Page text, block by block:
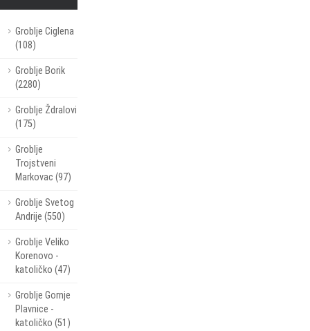
Groblje Ciglena
(108)
Groblje Borik
(2280)
Groblje Ždralovi
(175)
Groblje
Trojstveni
Markovac (97)
Groblje Svetog
Andrije (550)
Groblje Veliko
Korenovo -
katoličko (47)
Groblje Gornje
Plavnice -
katoličko (51)